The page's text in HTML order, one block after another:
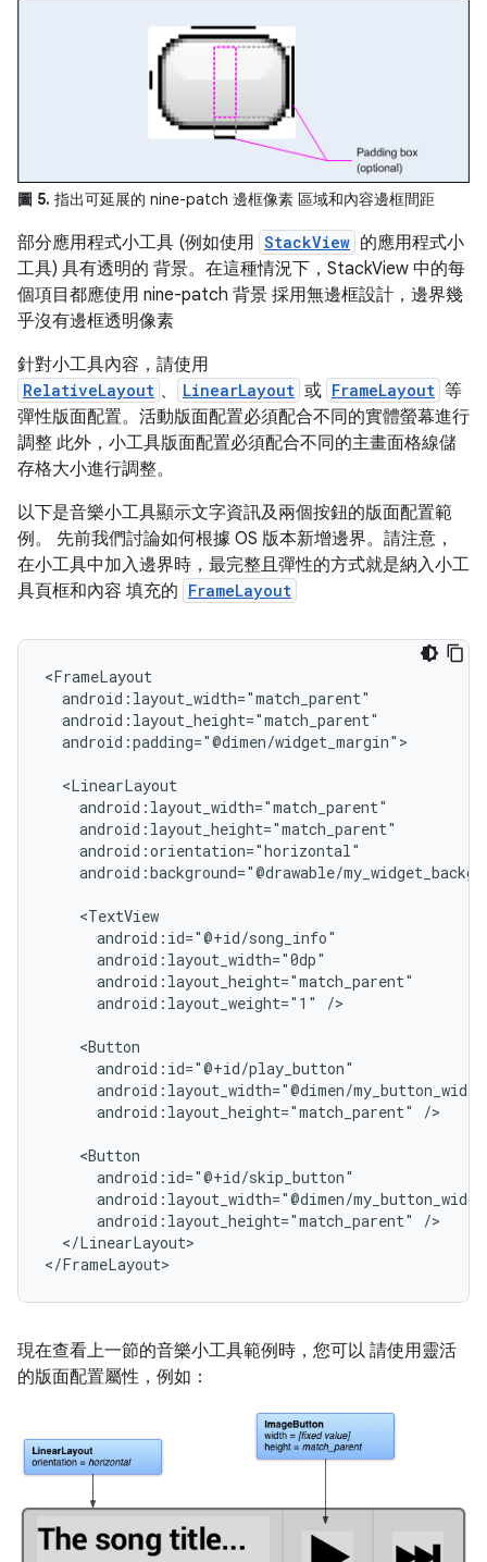
圖 5. 指出可延展的 nine-patch 邊框像素 區域和內容邊框間距
部分應用程式小工具 (例如使用 StackView 的應用程式小
工具) 具有透明的 背景。在這種情況下，StackView 中的每
個項目都應使用 nine-patch 背景 採用無邊框設計，邊界幾
乎沒有邊框透明像素
針對小工具內容，請使用
RelativeLayout 、 LinearLayout 或 FrameLayout 等
彈性版面配置。活動版面配置必須配合不同的實體螢幕進行
調整 此外，小工具版面配置必須配合不同的主畫面格線儲
存格大小進行調整。
以下是音樂小工具顯示文字資訊及兩個按鈕的版面配置範
例。 先前我們討論如何根據 OS 版本新增邊界。請注意，
在小工具中加入邊界時，最完整且彈性的方式就是納入小工
具頁框和內容 填充的 FrameLayout
android:padding="@dimen/widget_margin">
android:background="@drawable/
android:layout_weight="1"
/>
android:layout_height="match_parent" />
android:layout_height="match_parent"
</LinearLayout>
</FrameLayout>
現在查看上一節的音樂小工具範例時，您可以 請使用靈活
的版面配置屬性，例如：